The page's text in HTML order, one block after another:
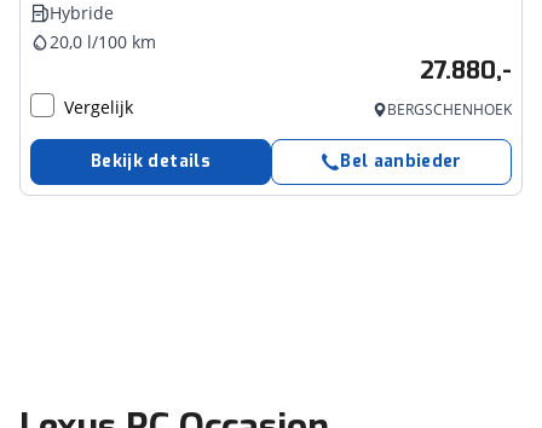
Hybride
20,0 l/100 km
27.880,-
Vergelijk BERGSCHENHOEK
Bekijk details Bel aanbieder